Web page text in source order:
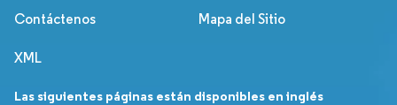
Contáctenos Mapa del Sitio
XML
Las siguientes páginas están disponibles en inglés